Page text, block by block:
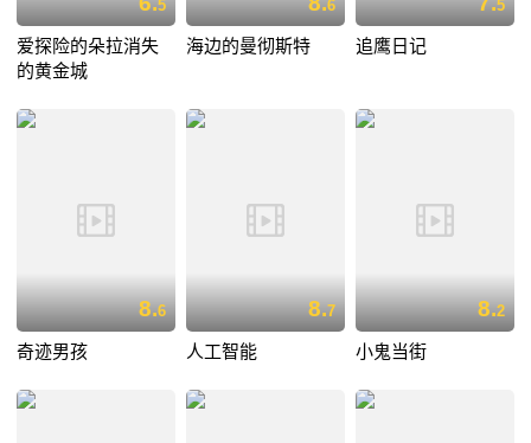
5
爱探险的朵拉消失
的黄金城
6
海边的曼彻斯特
5
追鹰日记
8.6
奇迹男孩
8.7
人工智能
8.2
小鬼当街